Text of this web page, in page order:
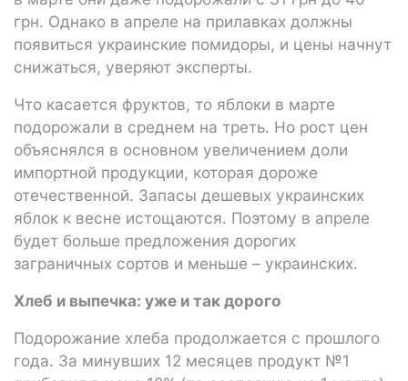
грн. Однако в апреле на прилавках должны
появиться украинские помидоры, и цены начнут
снижаться, уверяют эксперты.
Что касается фруктов, то яблоки в марте
подорожали в среднем на треть. Но рост цен
объяснялся в основном увеличением доли
импортной продукции, которая дороже
отечественной. Запасы дешевых украинских
яблок к весне истощаются. Поэтому в апреле
будет больше предложения дорогих
заграничных сортов и меньше – украинских.
Хлеб и выпечка: уже и так дорого
Подорожание хлеба продолжается с прошлого
года. За минувших 12 месяцев продукт №1